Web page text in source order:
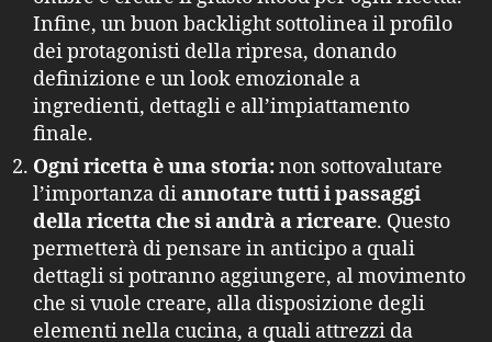
Infine, un buon backlight sottolinea il profilo
dei protagonisti della ripresa, donando
definizione e un look emozionale a
ingredienti, dettagli e all’impiattamento
finale.
Ogni ricetta è una storia:non sottovalutare
l’importanza diannotare tutti i passaggi
della ricetta che si andrà a ricreare. Questo
permetterà di pensare in anticipo a quali
dettagli si potranno aggiungere, al movimento
che si vuole creare, alla disposizione degli
elementi nella cucina, a quali attrezzi da